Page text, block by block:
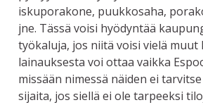
iskuporakone, puukkosaha,
jne. Tässä voisi hyödyntää
työkaluja, jos niitä voisi vielä muut
lainauksesta voi ottaa vaikka
missään nimessä näiden ei
sijaita, jos siellä ei ole tarpeeksi